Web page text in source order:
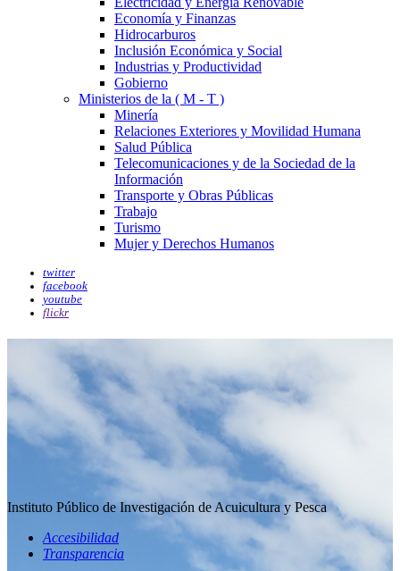
Economía y Finanzas
Hidrocarburos
Inclusión Económica y Social
Industrias y Productividad
Gobierno
Ministerios de la ( M - T )
Minería
Relaciones Exteriores y Movilidad Humana
Salud Pública
Telecomunicaciones y de la Sociedad de la
Información
Transporte y Obras Públicas
Trabajo
Turismo
Mujer y Derechos Humanos
twitter
facebook
youtube
flickr
Instituto Público de Investigación de Acuicultura y Pesca
Accesibilidad
Transparencia